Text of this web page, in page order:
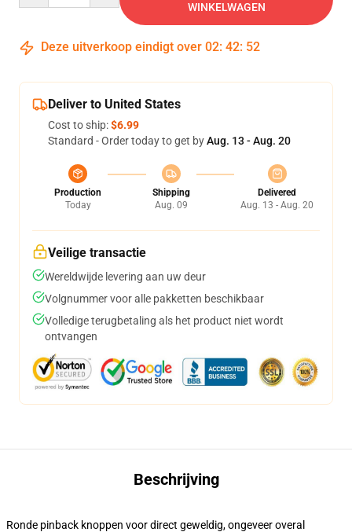
WINKELWAGEN
Deze uitverkoop eindigt over 02: 42: 52
Deliver to United States
Cost to ship:$6.99
Standard - Order today to get byAug. 13 - Aug. 20
Production
Today
Shipping
Aug. 09
Delivered
Aug. 13 - Aug. 20
Veilige transactie
Wereldwijde levering aan uw deur
Volgnummer voor alle pakketten beschikbaar
Volledige terugbetaling als het product niet wordt
ontvangen
Beschrijving
Ronde pinback knoppen voor direct geweldig, ongeveer overal